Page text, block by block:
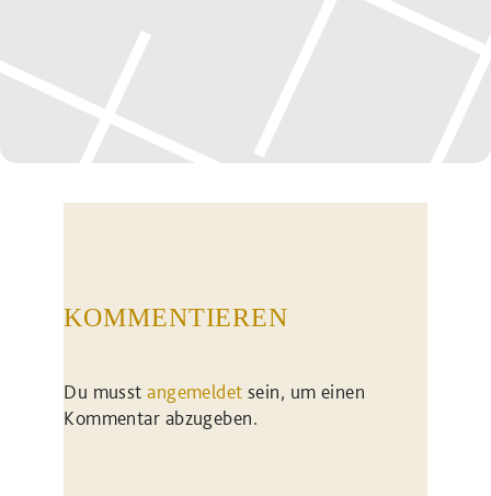
KOMMENTIEREN
Du musstangemeldet sein, um einen
Kommentar abzugeben.